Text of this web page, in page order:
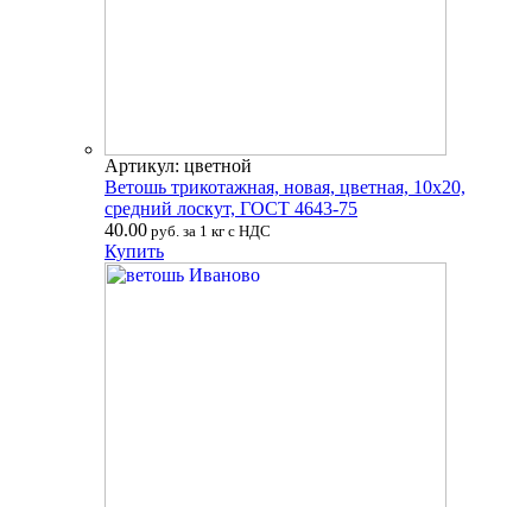
Артикул: цветной
Ветошь трикотажная, новая, цветная, 10х20,
средний лоскут, ГОСТ 4643-75
40.00 руб. за 1 кг с НДС
Купить